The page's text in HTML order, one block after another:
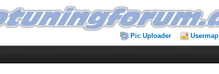
Pic Uploader Usermap